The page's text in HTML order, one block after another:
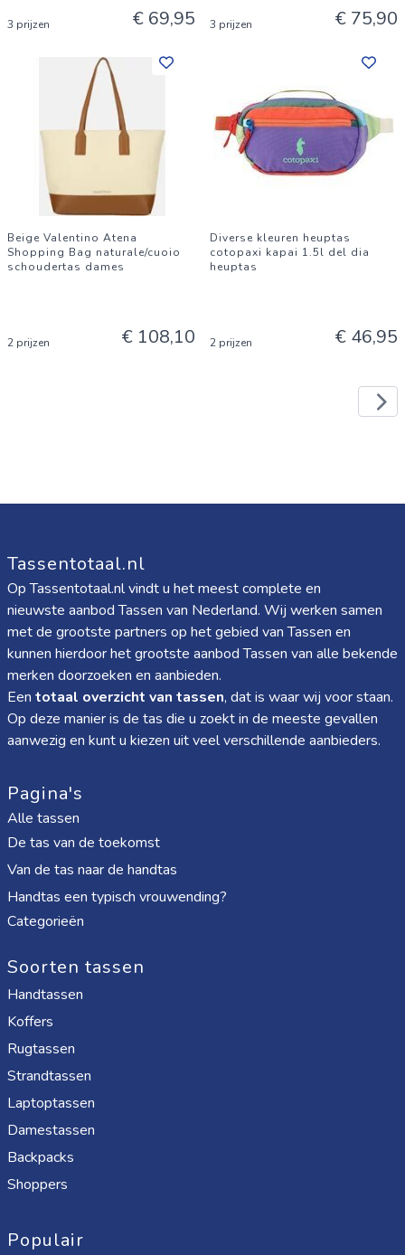
3 prijzen € 69,95 3 prijzen € 75,90
Beige Valentino Atena
Shopping Bag naturale/cuoio
schoudertas dames
2 prijzen € 108,10
Diverse kleuren heuptas
cotopaxi kapai 1.5l del dia
heuptas
2 prijzen € 46,95
Tassentotaal.nl
Op Tassentotaal.nl vindt u het meest complete en
nieuwste aanbod Tassen van Nederland. Wij werken samen
met de grootste partners op het gebied van Tassen en
kunnen hierdoor het grootste aanbod Tassen van alle bekende
merken doorzoeken en aanbieden.
Een totaal overzicht van tassen, dat is waar wij voor staan.
Op deze manier is de tas die u zoekt in de meeste gevallen
aanwezig en kunt u kiezen uit veel verschillende aanbieders.
Pagina's
Alle tassen
De tas van de toekomst
Van de tas naar de handtas
Handtas een typisch vrouwending?
Categorieën
Soorten tassen
Handtassen
Koffers
Rugtassen
Strandtassen
Laptoptassen
Damestassen
Backpacks
Shoppers
Populair